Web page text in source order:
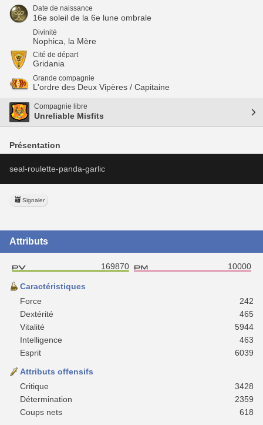
Date de naissance
16e soleil de la 6e lune ombrale
Divinité
Nophica, la Mère
Cité de départ
Gridania
Grande compagnie
L'ordre des Deux Vipères / Capitaine
Compagnie libre
Unreliable Misfits
Présentation
seal-roulette-panda-garlic
Signaler
Attributs
169870 10000
Caractéristiques
Force
242
Dextérité
465
Vitalité
5944
Intelligence
463
Esprit
6039
Attributs offensifs
Critique
3428
Détermination
2359
Coups nets
618